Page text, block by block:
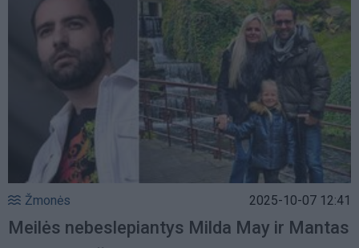
Žmonės 2025-10-07 12:41
Meilės nebeslepiantys Milda May ir Mantas